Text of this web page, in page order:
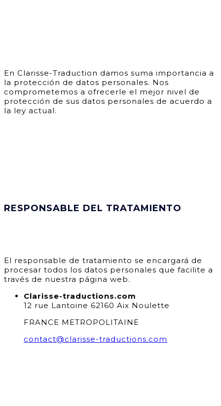
En Clarisse-Traduction damos suma importancia a
la protección de datos personales. Nos
comprometemos a ofrecerle el mejor nivel de
protección de sus datos personales de acuerdo a
la ley actual.
RESPONSABLE DEL TRATAMIENTO
El responsable de tratamiento se encargará de
procesar todos los datos personales que facilite a
través de nuestra página web.
Clarisse-traductions.com
12 rue Lantoine 62160 Aix Noulette
FRANCE METROPOLITAINE
contact@clarisse-traductions.com